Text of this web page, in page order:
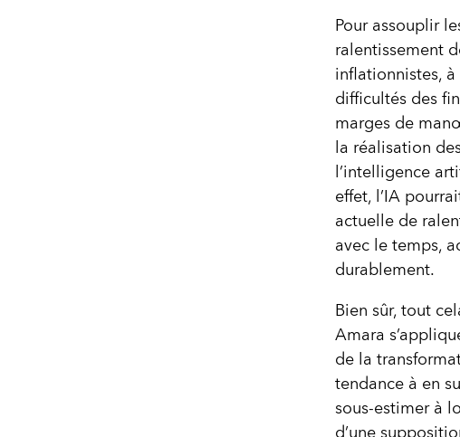
Pour assouplir
ralentissement
inflationnistes,
difficultés des
marges de
la réalisation
l’intelligence
effet, l’IA
actuelle de
avec le temps,
durablement.
Bien sûr, tout
Amara
de la
tendance à en
sous-estimer à